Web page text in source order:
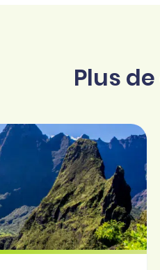
Plus